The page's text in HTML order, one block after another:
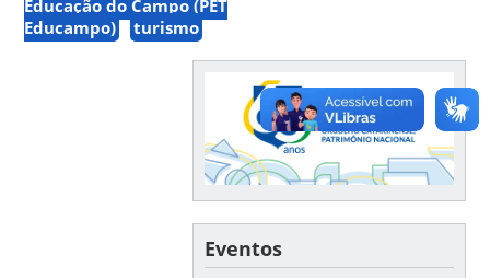
Educação do Campo (PET
Educampo)
turismo
Eventos